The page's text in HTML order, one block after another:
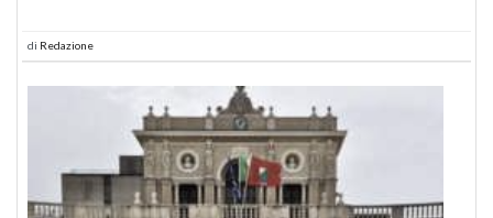
di Redazione